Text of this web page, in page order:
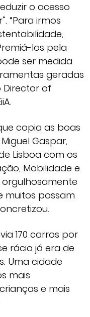
o acesso
“Para irmos
los pela
ser medida
geradas
Director of
copia as boas
Gaspar,
Lisboa com os
Mobilidade e
orgulhosamente
muitos possam
170 carros por
rácio já era de
Uma cidade
mais
e mais